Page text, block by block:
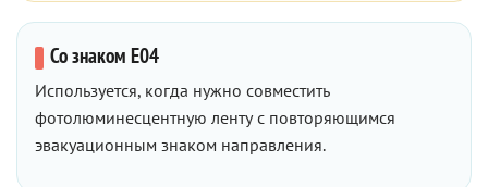
Со знаком E04
Используется, когда нужно совместить
фотолюминесцентную ленту с повторяющимся
эвакуационным знаком направления.